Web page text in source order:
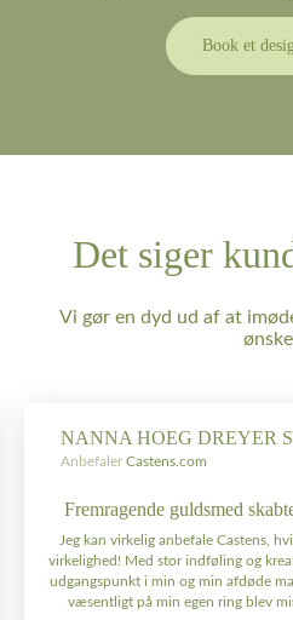
Book et
Det siger
Vi gør en dyd ud af at
NANNA HOEG DREYER
Anbefaler Castens.com
Fremragende guldsmed
Jeg kan virkelig anbefale Castens,
virkelighed! Med stor indføling og
udgangspunkt i min og min afdøde
væsentligt på min egen ring blev